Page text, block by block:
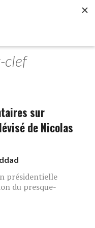
clef
sur
de Nicolas
présidentielle
du presque-